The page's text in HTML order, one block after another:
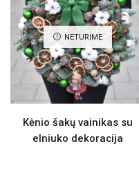
NETURIME
Kėnio šakų vainikas su
elniuko dekoracija